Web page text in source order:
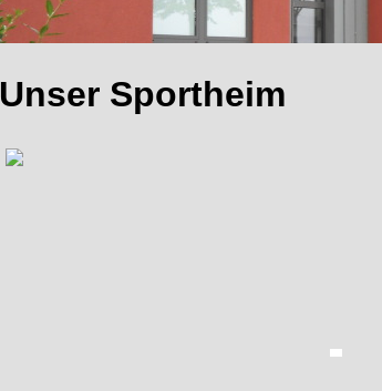
Unser Sportheim